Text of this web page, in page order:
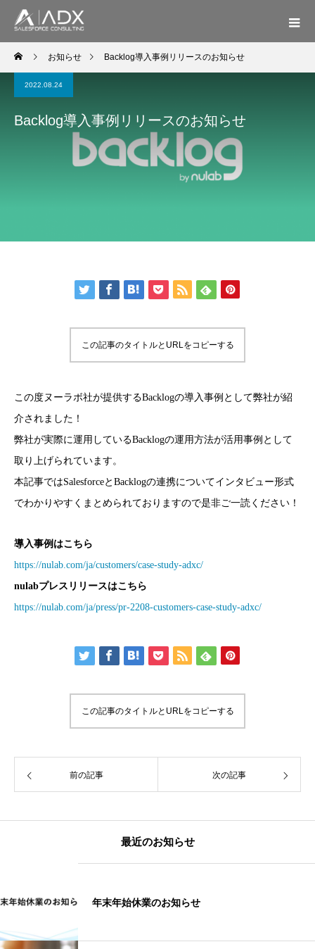
お知らせ Backlog導入事例リリースのお知らせ
2022.08.24
Backlog導入事例リリースのお知らせ
この記事のタイトルとURLをコピーする
この度ヌーラボ社が提供するBacklogの導入事例として弊社が紹
介されました！
弊社が実際に運用しているBacklogの運用方法が活用事例として
取り上げられています。
本記事ではSalesforceとBacklogの連携についてインタビュー形式
でわかりやすくまとめられておりますので是非ご一読ください！
導入事例はこちら
https://nulab.com/ja/customers/case-study-adxc/
nulabプレスリリースはこちら
https://nulab.com/ja/press/pr-2208-customers-case-study-adxc/
この記事のタイトルとURLをコピーする
前の記事 次の記事
最近のお知らせ
年末年始休業のお知らせ